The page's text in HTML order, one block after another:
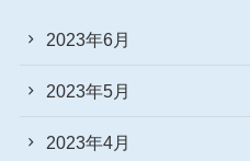
2023年6月
2023年5月
2023年4月